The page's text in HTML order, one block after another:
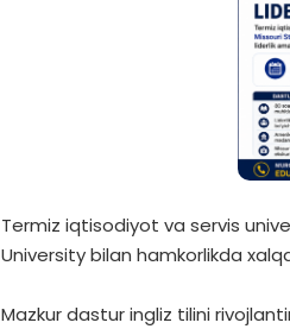
Termiz iqtisodiyot va servis
University bilan hamkorlikda
Mazkur dastur ingliz tilini